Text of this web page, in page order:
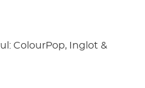
ColourPop, Inglot &